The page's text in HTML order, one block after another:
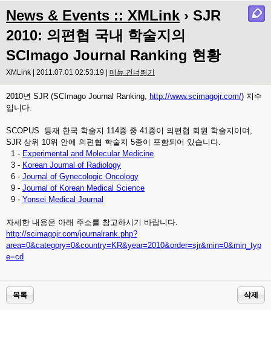
News & Events :: XMLink › SJR
2010: 의편협 국내 학술지의
SCImago Journal Ranking 현황
XMLink | 2011.07.01 02:53:19 | 메뉴 건너뛰기
2010년 SJR (SCImago Journal Ranking, http://www.scimagojr.com/) 지수
입니다.
SCOPUS 등재 한국 학술지 114종 중 41종이 의편협 회원 학술지이며,
SJR 상위 10위 안에 의편협 학술지 5종이 포함되어 있습니다.
1 - Experimental and Molecular Medicine
3 - Korean Journal of Radiology
6 - Journal of Gynecologic Oncology
9 - Journal of Korean Medical Science
9 - Yonsei Medical Journal
자세한 내용은 아래 주소를 참고하시기 바랍니다.
http://scimagojr.com/journalrank.php?
area=0&category=0&country=KR&year=2010&order=sjr&min=0&min_typ
e=cd
목록 삭제